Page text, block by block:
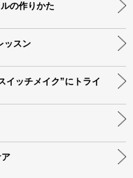
の作りかた
ッスン
イッチメイク”にトライ